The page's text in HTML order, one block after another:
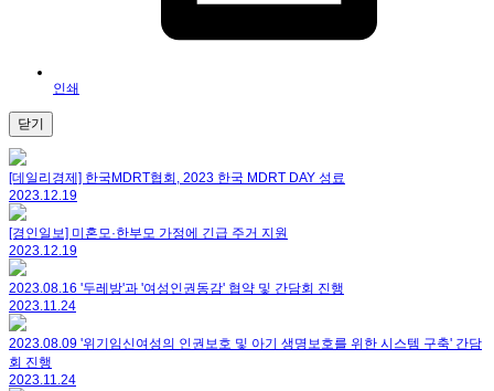
인쇄
닫기
[데일리경제] 한국MDRT협회, 2023 한국 MDRT DAY 성료
2023.12.19
[경인일보] 미혼모·한부모 가정에 긴급 주거 지원
2023.12.19
2023.08.16 '두레방'과 '여성인권동감' 협약 및 간담회 진행
2023.11.24
2023.08.09 '위기임신여성의 인권보호 및 아기 생명보호를 위한 시스템 구축' 간담
회 진행
2023.11.24